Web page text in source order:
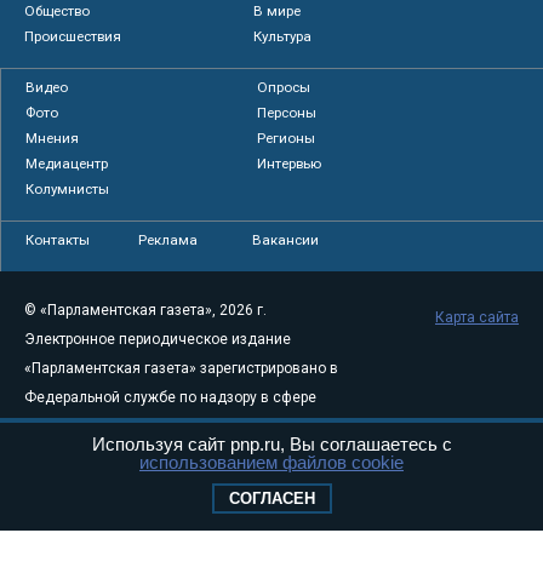
Общество
В мире
Происшествия
Культура
Видео
Опросы
Фото
Персоны
Мнения
Регионы
Медиацентр
Интервью
Колумнисты
Контакты Реклама Вакансии
© «Парламентская газета», 2026 г.
Электронное периодическое издание
«Парламентская газета» зарегистрировано в
Федеральной службе по надзору в сфере
связи, информационных технологий и
массовых коммуникаций (Роскомнадзор) 05
Свидетельство о регистрации Эл № ФС77-
Карта сайта
Используя сайт pnp.ru, Вы соглашаетесь с
использованием файлов cookie
СОГЛАСЕН